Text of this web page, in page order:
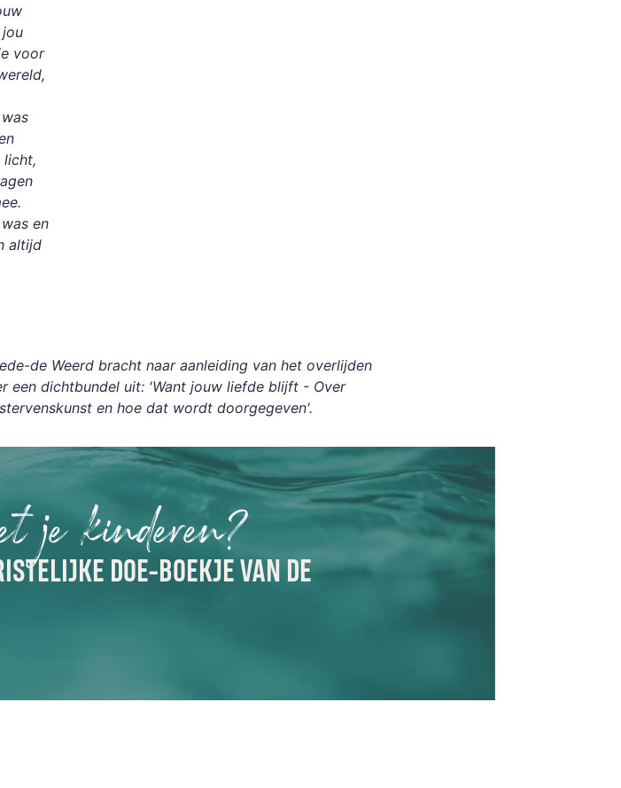
jou
voor
licht,
en
altijd
de Weerd bracht naar aanleiding van het overlijden
een dichtbundel uit: 'Want jouw liefde blijft - Over
en hoe dat wordt doorgegeven'.
je kinderen?
DOE-BOEKJE VAN DE